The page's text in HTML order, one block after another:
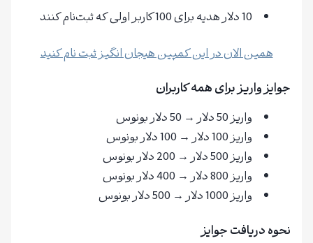
10 دلار هدیه برای 100 کاربر اولی که ثبت‌نام کنند
همین الان در این کمپین هیجان انگیز ثبت نام کنید
جوایز واریز برای همه کاربران
واریز 50 دلار → 50 دلار بونوس
واریز 100 دلار → 100 دلار بونوس
واریز 500 دلار → 200 دلار بونوس
واریز 800 دلار → 400 دلار بونوس
واریز 1000 دلار → 500 دلار بونوس
نحوه دریافت جوایز